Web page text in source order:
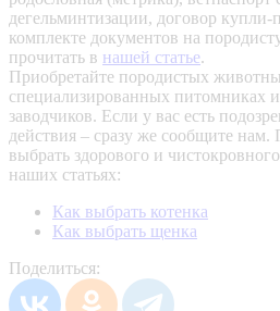
дегельминтизации, договор
комплекте документов на
прочитать в нашей статье.
Приобретайте породистых
специализированных питомниках
заводчиков. Если у вас есть
действия – сразу же сообщите нам.
выбрать здорового и
наших статьях:
Как выбрать котенка
Как выбрать щенка
Поделиться: